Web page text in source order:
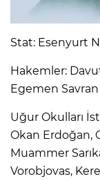
Stat: Esenyurt
Hakemler:
Egemen Savran
Uğur Okulları
Okan Erdoğan,
Muammer
Vorobjovas,